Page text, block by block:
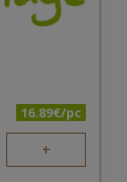
16.89€/pc
+